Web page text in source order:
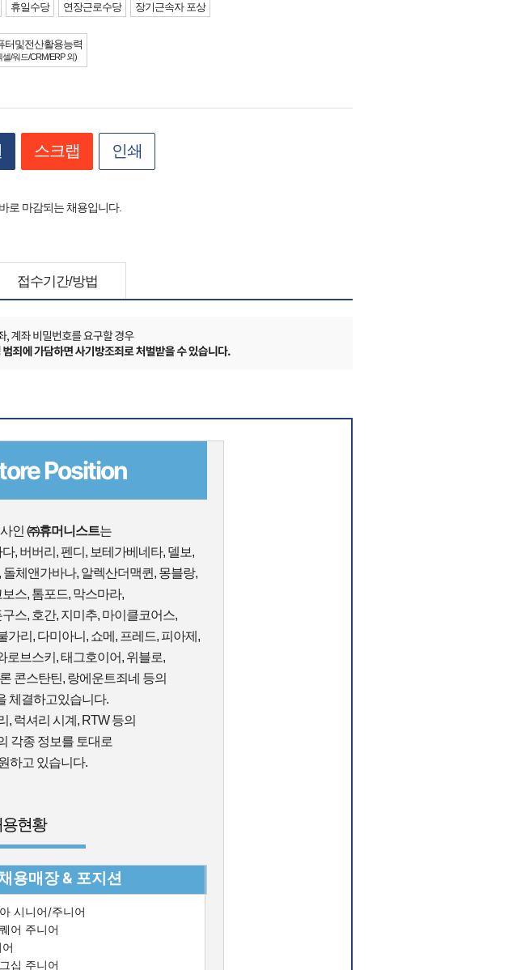
휴일수당 연장근로수당 장기근속자 포상
터및전산활용능력
셀/워드/CRM/ERP 외)
스크랩 인쇄
로 마감되는 채용입니다.
접수기간/방법
Position
인 ㈜휴머니스트는
, 버버리, 펜디, 보테가베네타, 델보,
체앤가바나, 알렉산더맥퀸, 몽블랑,
스, 톰포드, 막스마라,
스, 호간, 지미추, 마이클코어스,
가리, 다미아니, 쇼메, 프레드, 피아제,
로브스키, 태그호이어, 위블로,
콘스탄틴, 랑에운트죄네 등의
체결하고있습니다.
, 럭셔리 시계, RTW 등의
각종 정보를 토대로
하고 있습니다.
현황
용매장 & 포지션
시니어/주니어
어 주니어
십 주니어